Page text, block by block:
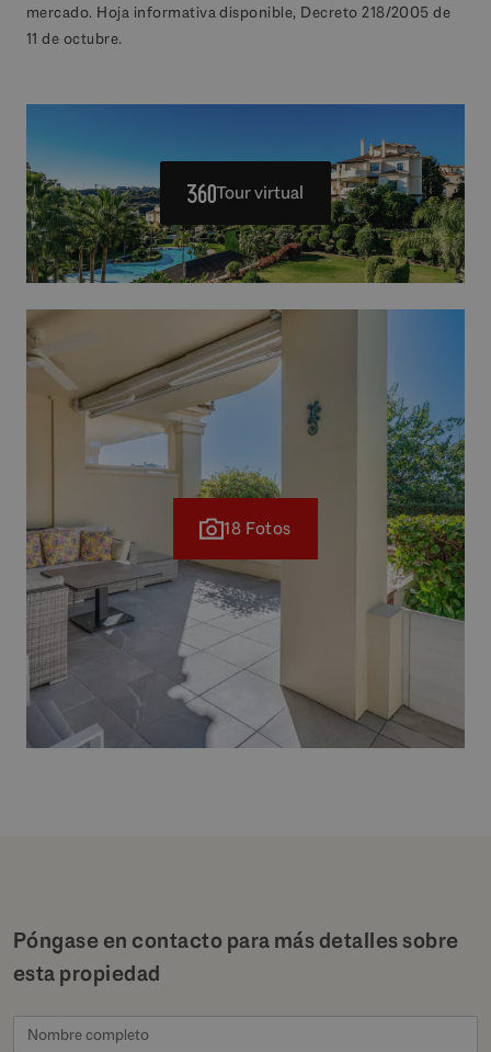
mercado. Hoja informativa disponible, Decreto 218/2005 de
11 de octubre.
Tour virtual
18 Fotos
Póngase en contacto para más detalles sobre
esta propiedad